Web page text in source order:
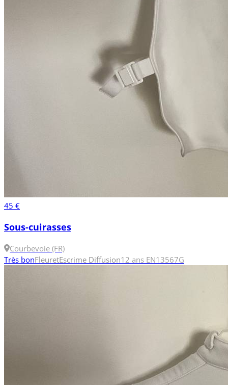
45 €
Sous-cuirasses
Courbevoie (FR)
Très bonFleuretEscrime Diffusion12 ans EN13567G